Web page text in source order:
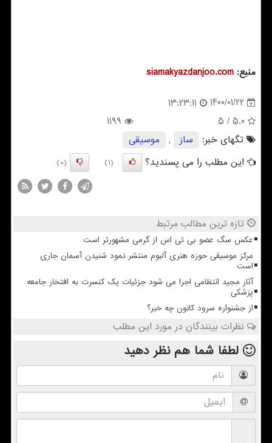
منبع: siamakyazdanjoo.com
1400/01/22
13:23:11
5.0
/ 5
1199
تگهای خبر:
ساز ,
موسیقی
این مطلب را می پسندید؟
(1)
(0)
تازه ترین مطالب مرتبط
عکس سگ عضو بی تی اس از گرمی مشهورتر است
مرکز موسیقی حوزه هنری آلبوم منتشر نمود شنیدن آسمان جاری
است
آثار مجید انتظامی اجرا می شود جزئیات یک کنسرت به افتخار جامعه
پزشکی
از جشنواره سرود کانون چه خبر؟
نظرات بینندگان در مورد این مطلب
لطفا شما همنظر دهید